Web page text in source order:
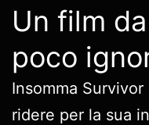
Un film
poco
Insomma
ridere per la sua